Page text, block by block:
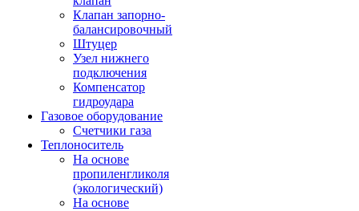
Клапан запорно-
балансировочный
Штуцер
Узел нижнего
подключения
Компенсатор
гидроудара
Газовое оборудование
Счетчики газа
Теплоноситель
На основе
пропиленгликоля
(экологический)
На основе